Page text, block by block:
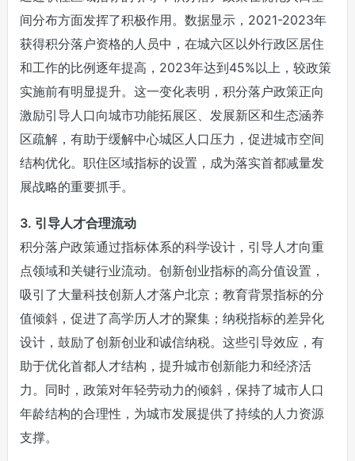
间分布方面发挥了积极作用。数据显示，2021-2023年
获得积分落户资格的人员中，在城六区以外行政区居住
和工作的比例逐年提高，2023年达到45%以上，较政策
实施前有明显提升。这一变化表明，积分落户政策正向
激励引导人口向城市功能拓展区、发展新区和生态涵养
区疏解，有助于缓解中心城区人口压力，促进城市空间
结构优化。职住区域指标的设置，成为落实首都减量发
展战略的重要抓手。
3. 引导人才合理流动
积分落户政策通过指标体系的科学设计，引导人才向重
点领域和关键行业流动。创新创业指标的高分值设置，
吸引了大量科技创新人才落户北京；教育背景指标的分
值倾斜，促进了高学历人才的聚集；纳税指标的差异化
设计，鼓励了创新创业和诚信纳税。这些引导效应，有
助于优化首都人才结构，提升城市创新能力和经济活
力。同时，政策对年轻劳动力的倾斜，保持了城市人口
年龄结构的合理性，为城市发展提供了持续的人力资源
支撑。